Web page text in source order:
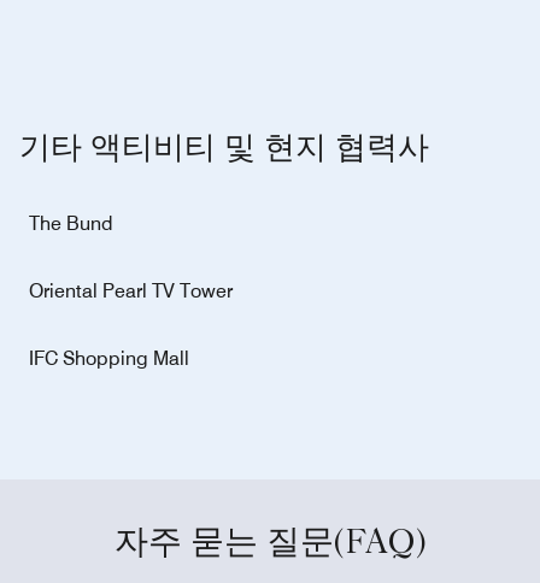
기타 액티비티 및 현지 협력사
The Bund
Oriental Pearl TV Tower
IFC Shopping Mall
자주 묻는 질문(FAQ)